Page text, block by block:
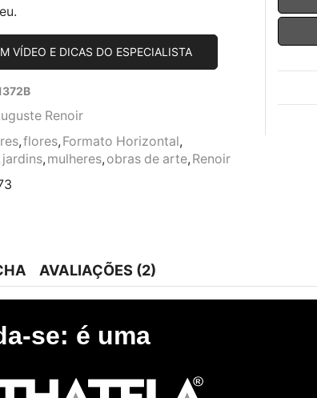
VÍDEO E DICAS DO ESPECIALISTA
Renoir
,flores, Formato Horizontal,
jardins, mulheres, obras de arte, Renoir
AVALIAÇÕES (2)
se: é uma